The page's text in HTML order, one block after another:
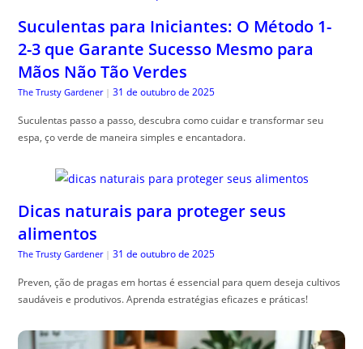
Suculentas para Iniciantes: O Método 1-
2-3 que Garante Sucesso Mesmo para
Mãos Não Tão Verdes
The Trusty Gardener | 31 de outubro de 2025
Suculentas passo a passo, descubra como cuidar e transformar seu
espa, ço verde de maneira simples e encantadora.
Dicas naturais para proteger seus
alimentos
The Trusty Gardener | 31 de outubro de 2025
Preven, ção de pragas em hortas é essencial para quem deseja cultivos
saudáveis e produtivos. Aprenda estratégias eficazes e práticas!